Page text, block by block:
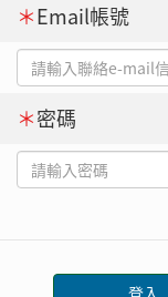
＊Email帳號
＊密碼